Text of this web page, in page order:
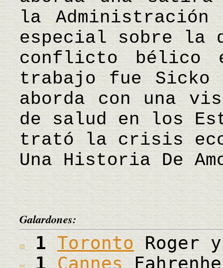
la Administración
especial sobre la
conflicto bélico
trabajo fue Sicko
aborda con una
de salud en los
trató la crisis
Una Historia De
Galardones:
1TorontoRoger
1Cannes